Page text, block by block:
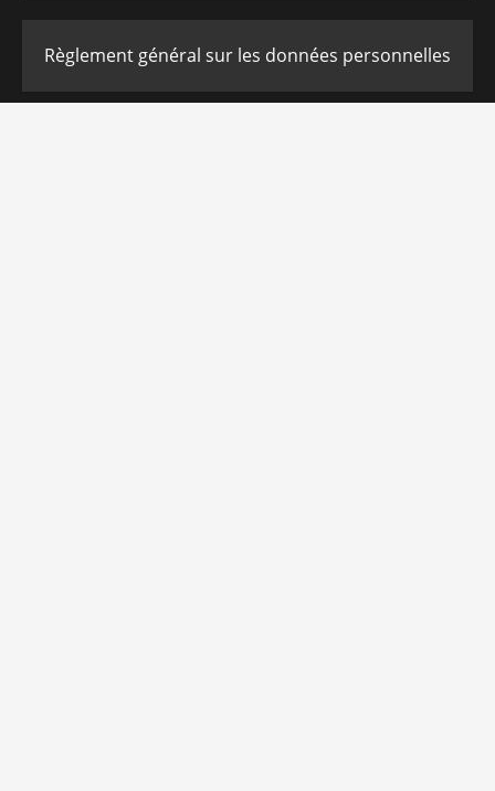
Règlement général sur les données personnelles